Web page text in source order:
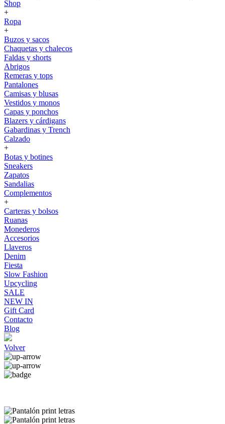
Shop
+
Ropa
+
Buzos y sacos
Chaquetas y chalecos
Faldas y shorts
Abrigos
Remeras y tops
Pantalones
Camisas y blusas
Vestidos y monos
Capas y ponchos
Blazers y cárdigans
Gabardinas y Trench
Calzado
+
Botas y botines
Sneakers
Zapatos
Sandalias
Complementos
+
Carteras y bolsos
Ruanas
Monederos
Accesorios
Llaveros
Denim
Fiesta
Slow Fashion
Upcycling
SALE
NEW IN
Gift Card
Contacto
Blog
Volver